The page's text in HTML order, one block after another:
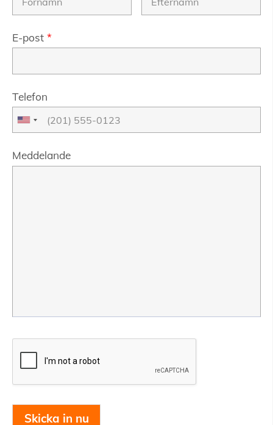
E-post *
Telefon
Meddelande
Skicka in nu